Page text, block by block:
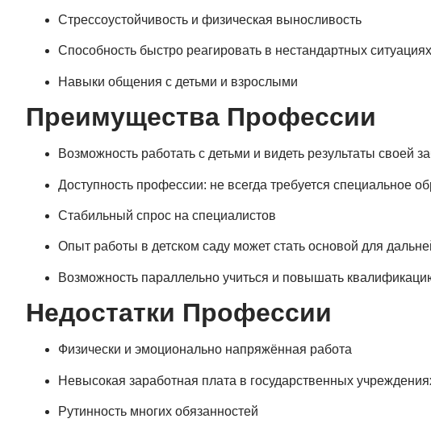
Стрессоустойчивость и физическая выносливость
Способность быстро реагировать в нестандартных ситуациях
Навыки общения с детьми и взрослыми
Преимущества Профессии
Возможность работать с детьми и видеть результаты своей
Доступность профессии: не всегда требуется специальное
Стабильный спрос на специалистов
Опыт работы в детском саду может стать основой для
Возможность параллельно учиться и повышать
Недостатки Профессии
Физически и эмоционально напряжённая работа
Невысокая заработная плата в государственных
Рутинность многих обязанностей